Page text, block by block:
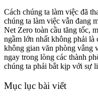
Cách chúng ta làm việc đã
chúng ta làm việc vẫn đang
Net Zero toàn cầu tăng tốc,
ngầm lớn nhất không phải là
không gian văn phòng vắng
ngay trong lòng các thành
chúng ta phải bắt kịp với sự
Mục lục bài viết